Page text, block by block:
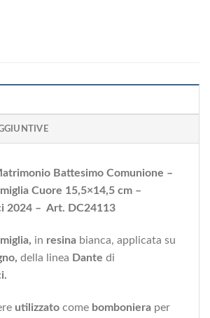
Battesimo Comunione –
Cuore 15,5×14,5 cm –
2024 – Art. DC24113
in resina bianca, applicata su
della linea Dante di
utilizzato come bomboniera per